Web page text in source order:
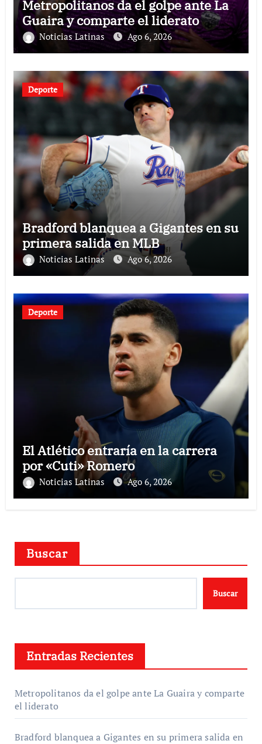
Metropolitanos da el golpe ante La
Guaira y comparte el liderato
Noticias Latinas Ago 6, 2026
Deporte
Bradford blanquea a Gigantes en su
primera salida en MLB
Noticias Latinas Ago 6, 2026
Deporte
El Atlético entraría en la carrera
por «Cuti» Romero
Noticias Latinas Ago 6, 2026
Buscar
Buscar
Entradas Recientes
Metropolitanos da el golpe ante La Guaira y comparte
el liderato
Bradford blanquea a Gigantes en su primera salida en